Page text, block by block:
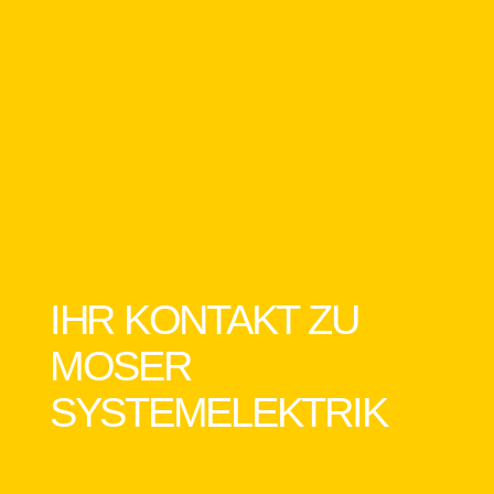
IHR KONTAKT ZU
MOSER
SYSTEMELEKTRIK